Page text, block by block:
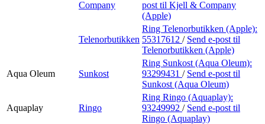
Company
post til Kjell & Company
(Apple)
Telenorbutikken
Ring Telenorbutikken (Apple):
55317612 / Send e-post til
Telenorbutikken (Apple)
Aqua Oleum Sunkost
Ring Sunkost (Aqua Oleum):
93299431 / Send e-post til
Sunkost (Aqua Oleum)
Aquaplay Ringo
Ring Ringo (Aquaplay):
93249992 / Send e-post til
Ringo (Aquaplay)